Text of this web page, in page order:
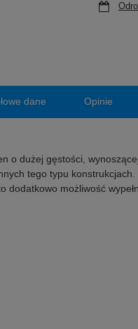
dane Opinie
dużej gęstości,
tego typu konstrukcjach.
możliwość